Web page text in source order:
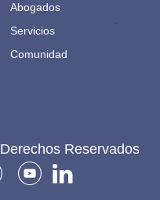
Abogados
Servicios
Comunidad
.
Reservados